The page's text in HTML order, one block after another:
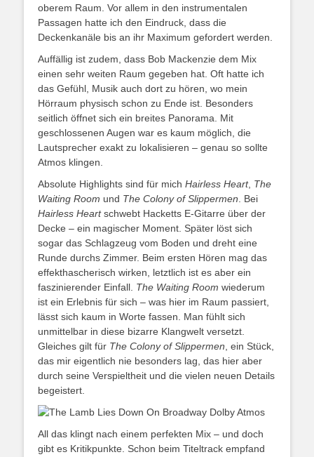
oberem Raum. Vor allem in den instrumentalen
Passagen hatte ich den Eindruck, dass die
Deckenkanäle bis an ihr Maximum gefordert werden.
Auffällig ist zudem, dass Bob Mackenzie dem Mix
einen sehr weiten Raum gegeben hat. Oft hatte ich
das Gefühl, Musik auch dort zu hören, wo mein
Hörraum physisch schon zu Ende ist. Besonders
seitlich öffnet sich ein breites Panorama. Mit
geschlossenen Augen war es kaum möglich, die
Lautsprecher exakt zu lokalisieren – genau so sollte
Atmos klingen.
Absolute Highlights sind für mich Hairless Heart, The
Waiting Room und The Colony of Slippermen . Bei
Hairless Heartschwebt Hacketts E-Gitarre über der
Decke – ein magischer Moment. Später löst sich
sogar das Schlagzeug vom Boden und dreht eine
Runde durchs Zimmer. Beim ersten Hören mag das
effekthascherisch wirken, letztlich ist es aber ein
faszinierender Einfall. The Waiting Room wiederum
ist ein Erlebnis für sich – was hier im Raum passiert,
lässt sich kaum in Worte fassen. Man fühlt sich
unmittelbar in diese bizarre Klangwelt versetzt.
Gleiches gilt für The Colony of Slippermen , ein Stück,
das mir eigentlich nie besonders lag, das hier aber
durch seine Verspieltheit und die vielen neuen Details
begeistert.
All das klingt nach einem perfekten Mix – und doch
gibt es Kritikpunkte. Schon beim Titeltrack empfand